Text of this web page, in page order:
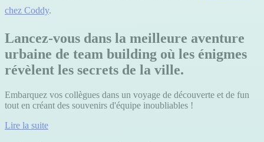
chez Coddy.
Lancez-vous dans la meilleure aventure
urbaine de team building où les énigmes
révèlent les secrets de la ville.
Embarquez vos collègues dans un voyage de découverte et de fun
tout en créant des souvenirs d'équipe inoubliables !
Lire la suite